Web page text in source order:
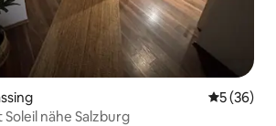
5 (36)
nähe Salzburg